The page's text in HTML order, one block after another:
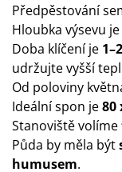
Předpěstování
Hloubka výsevu je
Doba klíčení je
udržujte vyšší
Od poloviny
Ideální spon je80
Stanoviště volíme
Půda by měla být
humusem.